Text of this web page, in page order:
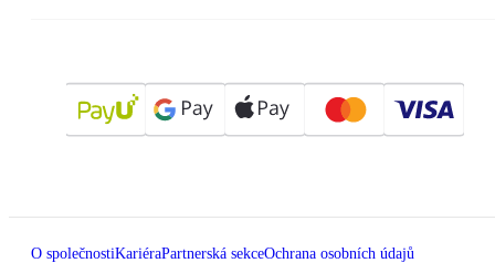
O společnostiKariéraPartnerská sekceOchrana osobních údajů